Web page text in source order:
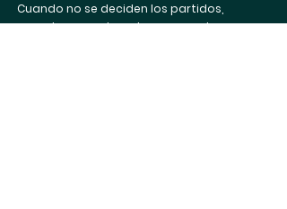
Cuando no se deciden los partidos,
cuando se perdona, luego pasa lo que